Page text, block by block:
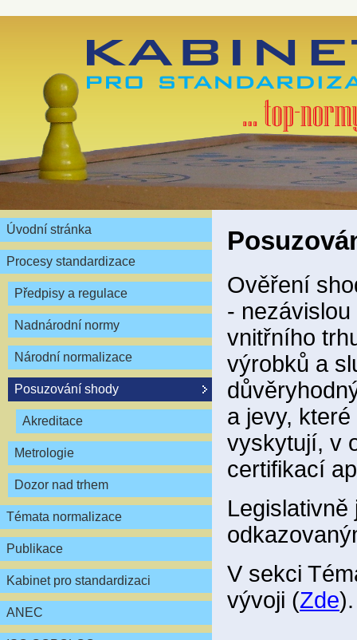
Úvodní stránka
Procesy standardizace
Předpisy a regulace
Nadnárodní normy
Národní normalizace
Posuzování shody
Akreditace
Metrologie
Dozor nad trhem
Témata normalizace
Publikace
Kabinet pro standardizaci
ANEC
Ověření
-
vnitřního
výrobků a
a jevy,
vyskytují, v
certifikací
V sekci
vývoji (Zde).